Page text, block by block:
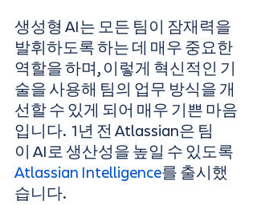
생성형 AI는 모든 팀이 잠재력을
발휘하도록 하는 데 매우 중요한
역할을 하며, 이렇게 혁신적인 기
술을 사용해 팀의 업무 방식을 개
선할 수 있게 되어 매우 기쁜 마음
입니다.  1년 전 Atlassian은 팀
이 AI로 생산성을 높일 수 있도록
Atlassian Intelligence를 출시했
습니다.